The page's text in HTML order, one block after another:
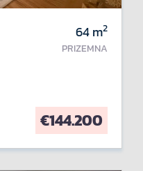
64m2
PRIZEMNA
€144.200